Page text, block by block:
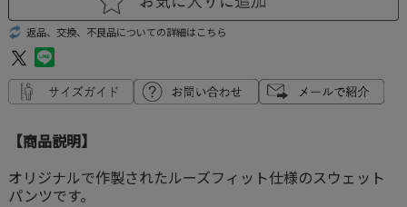
返品、交換、不良品についての詳細はこちら
【商品説明】
オリジナルで作製されたルーズフィット仕様のスウェット
パンツです。